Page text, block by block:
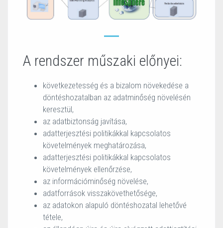
A rendszer műszaki előnyei:
következetesség és a bizalom növekedése a
döntéshozatalban az adatminőség növelésén
keresztül,
az adatbiztonság javítása,
adatterjesztési politikákkal kapcsolatos
követelmények meghatározása,
adatterjesztési politikákkal kapcsolatos
követelmények ellenőrzése,
az információminőség növelése,
adatforrások visszakövethetősége,
az adatokon alapuló döntéshozatal lehetővé
tétele,